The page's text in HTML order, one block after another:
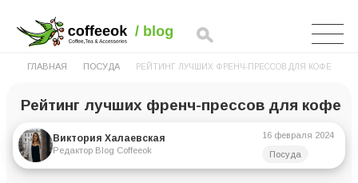
ГЛАВНАЯ ПОСУДА РЕЙТИНГ ЛУЧШИХ ФРЕНЧ-ПРЕССОВ ДЛЯ КОФЕ
Рейтинг лучших френч-прессов для кофе
Виктория Халаевская
Редактор Blog Coffeeok
16 февраля 2024
Посуда